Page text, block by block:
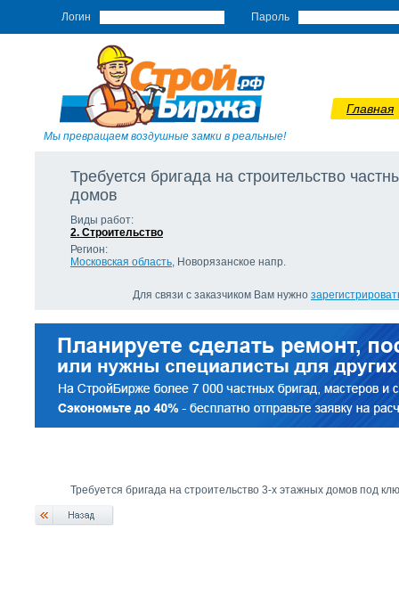
Логин Пароль
Мы превращаем воздушные замки в реальные!
Главная
Требуется бригада на строительство
домов
Виды работ:
2. Строительство
Регион:
Московская область, Новорязанское напр.
Для связи с заказчиком Вам нужно
Требуется бригада на строительство 3-х этажных домов под